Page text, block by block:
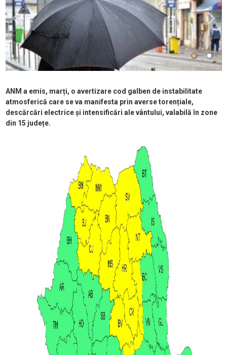
ANM a emis, marți, o avertizare cod galben de instabilitate
atmosferică care se va manifesta prin averse torențiale,
descărcări electrice și intensificări ale vântului, valabilă în zone
din 15 județe.